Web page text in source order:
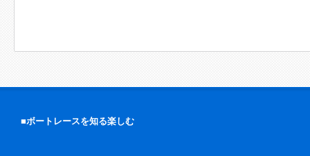
■ボートレースを知る楽しむ